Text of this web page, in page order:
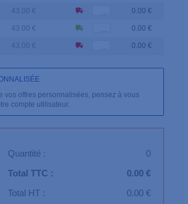
43.00 € 0.00 €
43.00 € 0.00 €
43.00 € 0.00 €
vos offres personnalisées, pensez à vous
compte utilisateur.
Quantité :
0
Total TTC :
0.00 €
Total HT :
0.00 €